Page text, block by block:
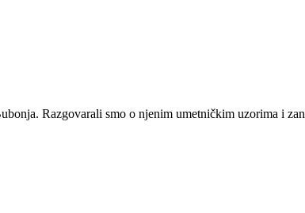
Razgovarali smo o njenim umetničkim uzorima i